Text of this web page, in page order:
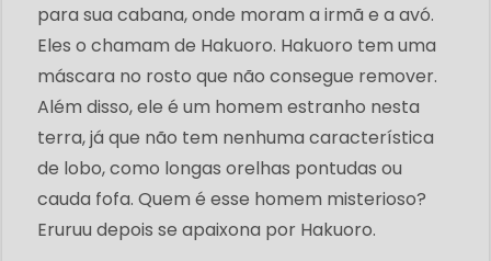
para sua cabana, onde moram a irmã e a avó.
Eles o chamam de Hakuoro. Hakuoro tem uma
máscara no rosto que não consegue remover.
Além disso, ele é um homem estranho nesta
terra, já que não tem nenhuma característica
de lobo, como longas orelhas pontudas ou
cauda fofa. Quem é esse homem misterioso?
Eruruu depois se apaixona por Hakuoro.